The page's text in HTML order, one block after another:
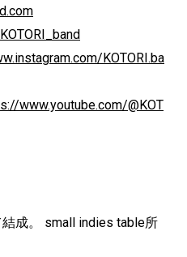
KOTORI.ba
www.youtube.com/@KOT
成。 small indies table所